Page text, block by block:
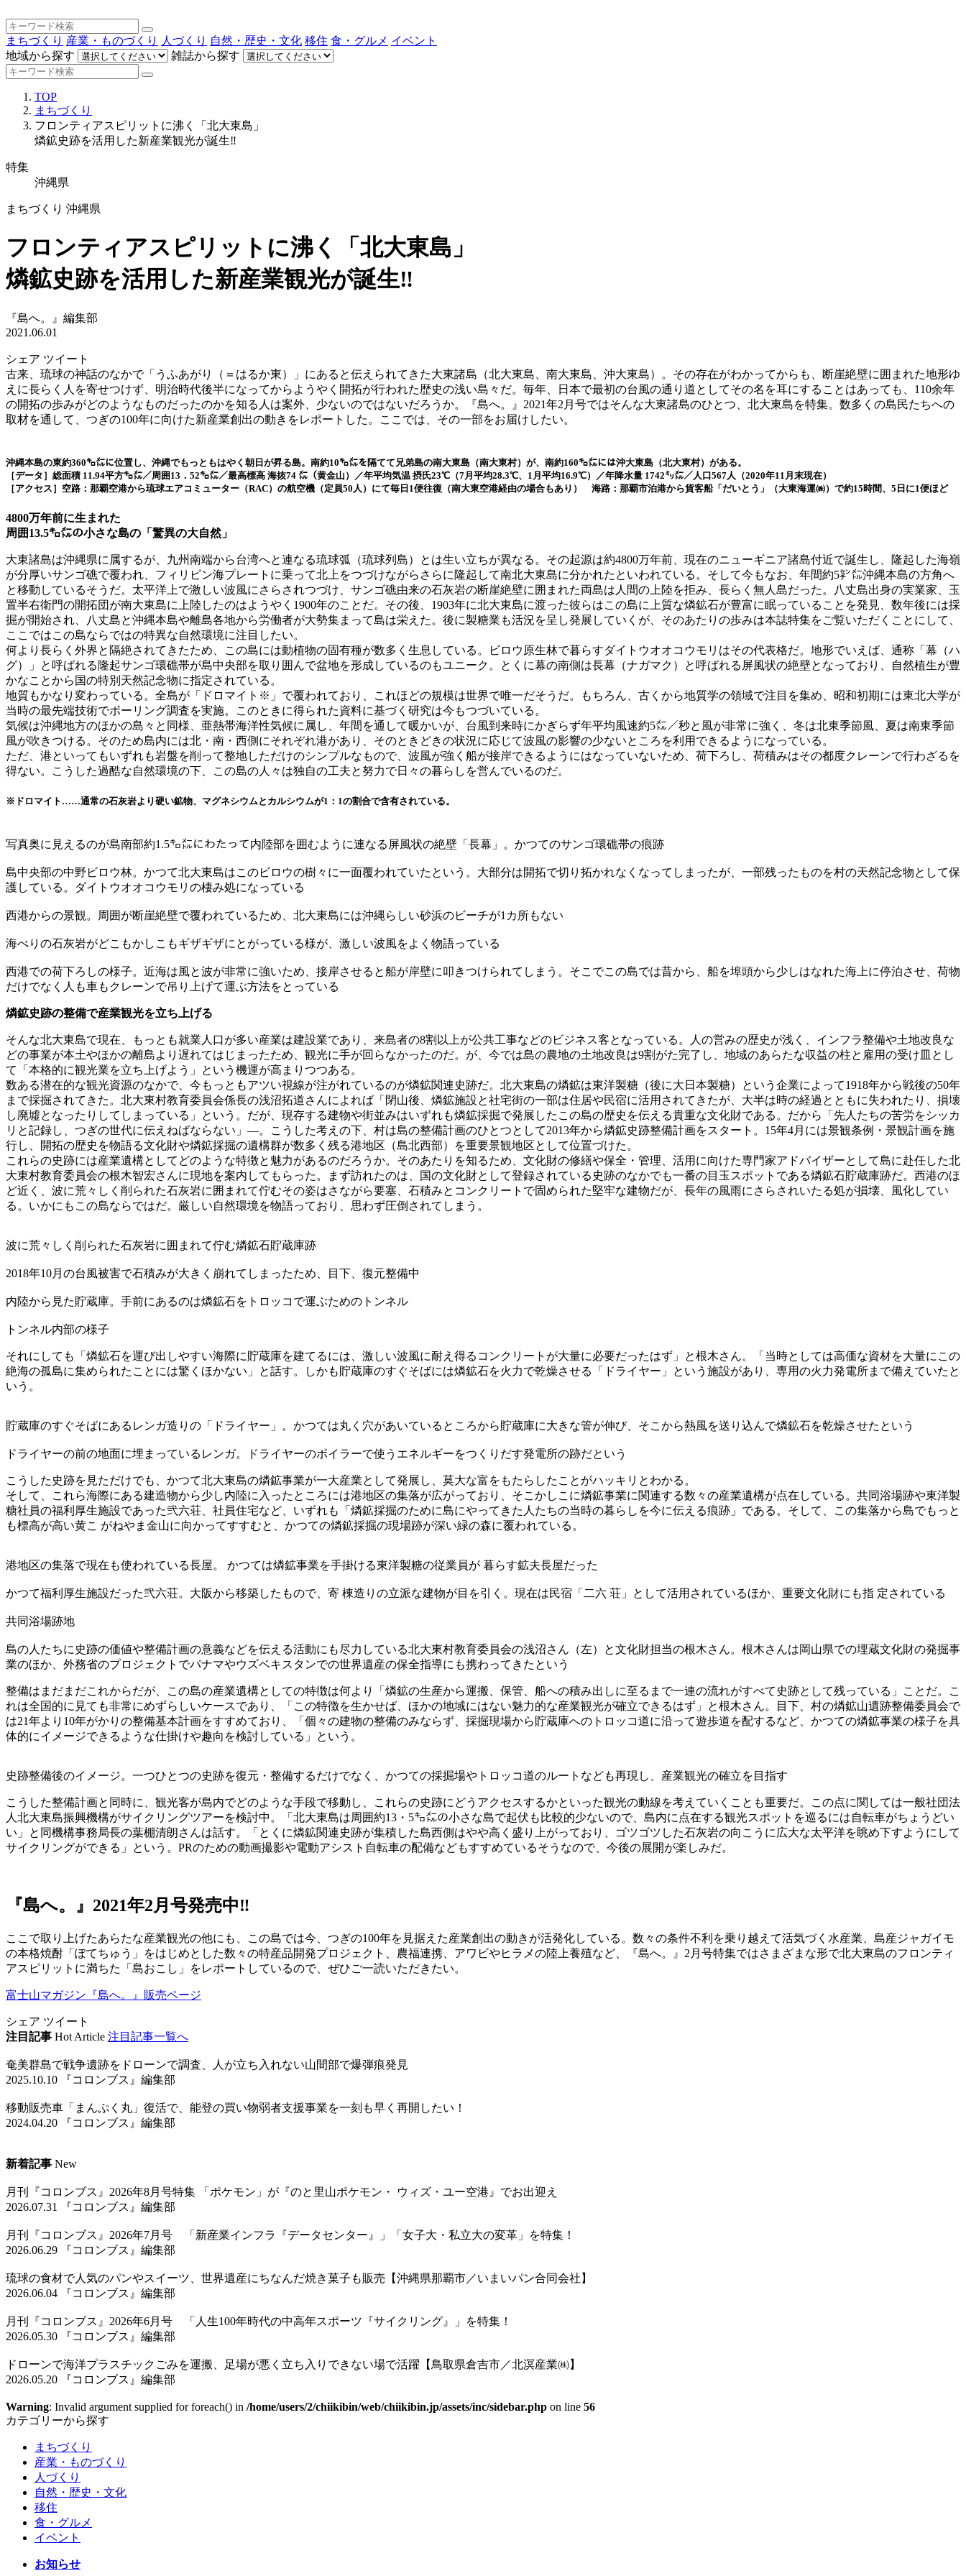
まちづくり 産業・ものづくり 人づくり 自然・歴史・文化 移住 食・グルメ イベント
地域から探す
雑誌から探す
TOP
まちづくり
フロンティアスピリットに沸く「北大東島」
燐鉱史跡を活用した新産業観光が誕生‼
特集
沖縄県
まちづくり 沖縄県
フロンティアスピリットに沸く「北大東島」
燐鉱史跡を活用した新産業観光が誕生‼
『島へ。』編集部
2021.06.01
シェア ツイート
古来、琉球の神話のなかで「うふあがり（＝はるか東）」にあると伝えられてきた大東諸島（北大東島、南大東島、沖大東島）。その存在がわかってからも、断崖絶壁に囲まれた地形ゆ
えに長らく人を寄せつけず、明治時代後半になってからようやく開拓が行われた歴史の浅い島々だ。毎年、日本で最初の台風の通り道としてその名を耳にすることはあっても、110余年
の開拓の歩みがどのようなものだったのかを知る人は案外、少ないのではないだろうか。『島へ。』2021年2月号ではそんな大東諸島のひとつ、北大東島を特集。数多くの島民たちへの
取材を通して、つぎの100年に向けた新産業創出の動きをレポートした。ここでは、その一部をお届けしたい。
沖縄本島の東約360㌔㍍に位置し、沖縄でもっともはやく朝日が昇る島。南約10㌔㍍を隔てて兄弟島の南大東島（南大東村）が、南約160㌔㍍には沖大東島（北大東村）がある。
［データ］ 総面積 11.94平方㌔㍍／周囲13．52㌔㍍／最高標高 海抜74 ㍍（黄金山）／年平均気温 摂氏23℃（7月平均28.3℃、1月平均16.9℃）／年降水量 1742㍉㍍／人口567人（2020年11月末現在）
［アクセス］ 空路：那覇空港から琉球エアコミューター（RAC）の航空機（定員50人）にて毎日1便往復（南大東空港経由の場合もあり） 海路：那覇市泊港から貨客船「だいとう」（大東海運㈱）で約15時間、5日に1便ほど
4800万年前に生まれた
周囲13.5㌔㍍の小さな島の「驚異の大自然」
大東諸島は沖縄県に属するが、九州南端から台湾へと連なる琉球弧（琉球列島）とは生い立ちが異なる。その起源は約4800万年前、現在のニューギニア諸島付近で誕生し、隆起した海嶺
が分厚いサンゴ礁で覆われ、フィリピン海プレートに乗って北上をつづけながらさらに隆起して南北大東島に分かれたといわれている。そして今もなお、年間約5㌢㍍沖縄本島の方角へ
と移動しているそうだ。太平洋上で激しい波風にさらされつづけ、サンゴ礁由来の石灰岩の断崖絶壁に囲まれた両島は人間の上陸を拒み、長らく無人島だった。八丈島出身の実業家、玉
置半右衛門の開拓団が南大東島に上陸したのはようやく1900年のことだ。その後、1903年に北大東島に渡った彼らはこの島に上質な燐鉱石が豊富に眠っていることを発見、数年後には採
掘が開始され、八丈島と沖縄本島や離島各地から労働者が大勢集まって島は栄えた。後に製糖業も活況を呈し発展していくが、そのあたりの歩みは本誌特集をご覧いただくことにして、
ここではこの島ならではの特異な自然環境に注目したい。
何より長らく外界と隔絶されてきたため、この島には動植物の固有種が数多く生息している。ビロウ原生林で暮らすダイトウオオコウモリはその代表格だ。地形でいえば、通称「幕（ハ
グ）」と呼ばれる隆起サンゴ環礁帯が島中央部を取り囲んで盆地を形成しているのもユニーク。とくに幕の南側は長幕（ナガマク）と呼ばれる屏風状の絶壁となっており、自然植生が豊
かなことから国の特別天然記念物に指定されている。
地質もかなり変わっている。全島が「ドロマイト※」で覆われており、これほどの規模は世界で唯一だそうだ。もちろん、古くから地質学の領域で注目を集め、昭和初期には東北大学が
当時の最先端技術でボーリング調査を実施。このときに得られた資料に基づく研究は今もつづいている。
気候は沖縄地方のほかの島々と同様、亜熱帯海洋性気候に属し、年間を通して暖かいが、台風到来時にかぎらず年平均風速約5㍍／秒と風が非常に強く、冬は北東季節風、夏は南東季節
風が吹きつける。そのため島内には北・南・西側にそれぞれ港があり、そのときどきの状況に応じて波風の影響の少ないところを利用できるようになっている。
ただ、港といってもいずれも岩盤を削って整地しただけのシンプルなもので、波風が強く船が接岸できるようにはなっていないため、荷下ろし、荷積みはその都度クレーンで行わざるを
得ない。こうした過酷な自然環境の下、この島の人々は独自の工夫と努力で日々の暮らしを営んでいるのだ。
※ドロマイト……通常の石灰岩より硬い鉱物、マグネシウムとカルシウムが1：1の割合で含有されている。
写真奥に見えるのが島南部約1.5㌔㍍にわたって内陸部を囲むように連なる屏風状の絶壁「長幕」。かつてのサンゴ環礁帯の痕跡
島中央部の中野ビロウ林。かつて北大東島はこのビロウの樹々に一面覆われていたという。大部分は開拓で切り拓かれなくなってしまったが、一部残ったものを村の天然記念物として保
護している。ダイトウオオコウモリの棲み処になっている
西港からの景観。周囲が断崖絶壁で覆われているため、北大東島には沖縄らしい砂浜のビーチが1カ所もない
海べりの石灰岩がどこもかしこもギザギザにとがっている様が、激しい波風をよく物語っている
西港での荷下ろしの様子。近海は風と波が非常に強いため、接岸させると船が岸壁に叩きつけられてしまう。そこでこの島では昔から、船を埠頭から少しはなれた海上に停泊させ、荷物
だけでなく人も車もクレーンで吊り上げて運ぶ方法をとっている
燐鉱史跡の整備で産業観光を立ち上げる
そんな北大東島で現在、もっとも就業人口が多い産業は建設業であり、来島者の8割以上が公共工事などのビジネス客となっている。人の営みの歴史が浅く、インフラ整備や土地改良な
どの事業が本土やほかの離島より遅れてはじまったため、観光に手が回らなかったのだ。が、今では島の農地の土地改良は9割がた完了し、地域のあらたな収益の柱と雇用の受け皿とし
て「本格的に観光業を立ち上げよう」という機運が高まりつつある。
数ある潜在的な観光資源のなかで、今もっともアツい視線が注がれているのが燐鉱関連史跡だ。北大東島の燐鉱は東洋製糖（後に大日本製糖）という企業によって1918年から戦後の50年
まで採掘されてきた。北大東村教育委員会係長の浅沼拓道さんによれば「閉山後、燐鉱施設と社宅街の一部は住居や民宿に活用されてきたが、大半は時の経過とともに失われたり、損壊
し廃墟となったりしてしまっている」という。だが、現存する建物や街並みはいずれも燐鉱採掘で発展したこの島の歴史を伝える貴重な文化財である。だから「先人たちの苦労をシッカ
リと記録し、つぎの世代に伝えねばならない」―。こうした考えの下、村は島の整備計画のひとつとして2013年から燐鉱史跡整備計画をスタート。15年4月には景観条例・景観計画を施
行し、開拓の歴史を物語る文化財や燐鉱採掘の遺構群が数多く残る港地区（島北西部）を重要景観地区として位置づけた。
これらの史跡には産業遺構としてどのような特徴と魅力があるのだろうか。そのあたりを知るため、文化財の修繕や保全・管理、活用に向けた専門家アドバイザーとして島に赴任した北
大東村教育委員会の根木智宏さんに現地を案内してもらった。まず訪れたのは、国の文化財として登録されている史跡のなかでも一番の目玉スポットである燐鉱石貯蔵庫跡だ。西港のほ
ど近く、波に荒々しく削られた石灰岩に囲まれて佇むその姿はさながら要塞、石積みとコンクリートで固められた堅牢な建物だが、長年の風雨にさらされいたる処が損壊、風化してい
る。いかにもこの島ならではだ。厳しい自然環境を物語っており、思わず圧倒されてしまう。
波に荒々しく削られた石灰岩に囲まれて佇む燐鉱石貯蔵庫跡
2018年10月の台風被害で石積みが大きく崩れてしまったため、目下、復元整備中
内陸から見た貯蔵庫。手前にあるのは燐鉱石をトロッコで運ぶためのトンネル
トンネル内部の様子
それにしても「燐鉱石を運び出しやすい海際に貯蔵庫を建てるには、激しい波風に耐え得るコンクリートが大量に必要だったはず」と根木さん。「当時としては高価な資材を大量にこの
絶海の孤島に集められたことには驚くほかない」と話す。しかも貯蔵庫のすぐそばには燐鉱石を火力で乾燥させる「ドライヤー」という施設があり、専用の火力発電所まで備えていたと
いう。
貯蔵庫のすぐそばにあるレンガ造りの「ドライヤー」。かつては丸く穴があいているところから貯蔵庫に大きな管が伸び、そこから熱風を送り込んで燐鉱石を乾燥させたという
ドライヤーの前の地面に埋まっているレンガ。ドライヤーのボイラーで使うエネルギーをつくりだす発電所の跡だという
こうした史跡を見ただけでも、かつて北大東島の燐鉱事業が一大産業として発展し、莫大な富をもたらしたことがハッキリとわかる。
そして、これら海際にある建造物から少し内陸に入ったところには港地区の集落が広がっており、そこかしこに燐鉱事業に関連する数々の産業遺構が点在している。共同浴場跡や東洋製
糖社員の福利厚生施設であった弐六荘、社員住宅など、いずれも「燐鉱採掘のために島にやってきた人たちの当時の暮らしを今に伝える痕跡」である。そして、この集落から島でもっと
も標高が高い黄こ がねやま金山に向かってすすむと、かつての燐鉱採掘の現場跡が深い緑の森に覆われている。
港地区の集落で現在も使われている長屋。 かつては燐鉱事業を手掛ける東洋製糖の従業員が 暮らす鉱夫長屋だった
かつて福利厚生施設だった弐六荘。大阪から移築したもので、寄 棟造りの立派な建物が目を引く。現在は民宿「二六 荘」として活用されているほか、重要文化財にも指 定されている
共同浴場跡地
島の人たちに史跡の価値や整備計画の意義などを伝える活動にも尽力している北大東村教育委員会の浅沼さん（左）と文化財担当の根木さん。根木さんは岡山県での埋蔵文化財の発掘事
業のほか、外務省のプロジェクトでパナマやウズベキスタンでの世界遺産の保全指導にも携わってきたという
整備はまだまだこれからだが、この島の産業遺構としての特徴は何より「燐鉱の生産から運搬、保管、船への積み出しに至るまで一連の流れがすべて史跡として残っている」ことだ。こ
れは全国的に見ても非常にめずらしいケースであり、「この特徴を生かせば、ほかの地域にはない魅力的な産業観光が確立できるはず」と根木さん。目下、村の燐鉱山遺跡整備委員会で
は21年より10年がかりの整備基本計画をすすめており、「個々の建物の整備のみならず、採掘現場から貯蔵庫へのトロッコ道に沿って遊歩道を配するなど、かつての燐鉱事業の様子を具
体的にイメージできるような仕掛けや趣向を検討している」という。
史跡整備後のイメージ。一つひとつの史跡を復元・整備するだけでなく、かつての採掘場やトロッコ道のルートなども再現し、産業観光の確立を目指す
こうした整備計画と同時に、観光客が島内でどのような手段で移動し、これらの史跡にどうアクセスするかといった観光の動線を考えていくことも重要だ。この点に関しては一般社団法
人北大東島振興機構がサイクリングツアーを検討中。「北大東島は周囲約13・5㌔㍍の小さな島で起伏も比較的少ないので、島内に点在する観光スポットを巡るには自転車がちょうどい
い」と同機構事務局長の葉棚清朗さんは話す。「とくに燐鉱関連史跡が集積した島西側はやや高く盛り上がっており、ゴツゴツした石灰岩の向こうに広大な太平洋を眺め下すようにして
サイクリングができる」という。PRのための動画撮影や電動アシスト自転車の配備などもすすめているそうなので、今後の展開が楽しみだ。
『島へ。』2021年2月号発売中‼
ここで取り上げたあらたな産業観光の他にも、この島では今、つぎの100年を見据えた産業創出の動きが活発化している。数々の条件不利を乗り越えて活気づく水産業、島産ジャガイモ
の本格焼酎「ぽてちゅう」をはじめとした数々の特産品開発プロジェクト、農福連携、アワビやヒラメの陸上養殖など、『島へ。』2月号特集ではさまざまな形で北大東島のフロンティ
アスピリットに満ちた「島おこし」をレポートしているので、ぜひご一読いただきたい。
富士山マガジン『島へ。』販売ページ
シェア ツイート
注目記事 Hot Article 注目記事一覧へ
奄美群島で戦争遺跡をドローンで調査、人が立ち入れない山間部で爆弾痕発見
2025.10.10 『コロンブス』編集部
移動販売車「まんぷく丸」復活で、能登の買い物弱者支援事業を一刻も早く再開したい！
2024.04.20 『コロンブス』編集部
新着記事 New
月刊『コロンブス』2026年8月号特集 「ポケモン」が『のと里山ポケモン・ ウィズ・ユー空港』でお出迎え
2026.07.31 『コロンブス』編集部
月刊『コロンブス』2026年7月号 「新産業インフラ『データセンター』」「女子大・私立大の変革」を特集！
2026.06.29 『コロンブス』編集部
琉球の食材で人気のパンやスイーツ、世界遺産にちなんだ焼き菓子も販売【沖縄県那覇市／いまいパン合同会社】
2026.06.04 『コロンブス』編集部
月刊『コロンブス』2026年6月号 「人生100年時代の中高年スポーツ『サイクリング』」を特集！
2026.05.30 『コロンブス』編集部
ドローンで海洋プラスチックごみを運搬、足場が悪く立ち入りできない場で活躍【鳥取県倉吉市／北溟産業㈱】
2026.05.20 『コロンブス』編集部
Warning: Invalid argument supplied for foreach() in /home/users/2/chiikibin/web/chiikibin.jp/assets/inc/sidebar.php on line 56
カテゴリーから探す
まちづくり
産業・ものづくり
人づくり
自然・歴史・文化
移住
食・グルメ
イベント
お知らせ